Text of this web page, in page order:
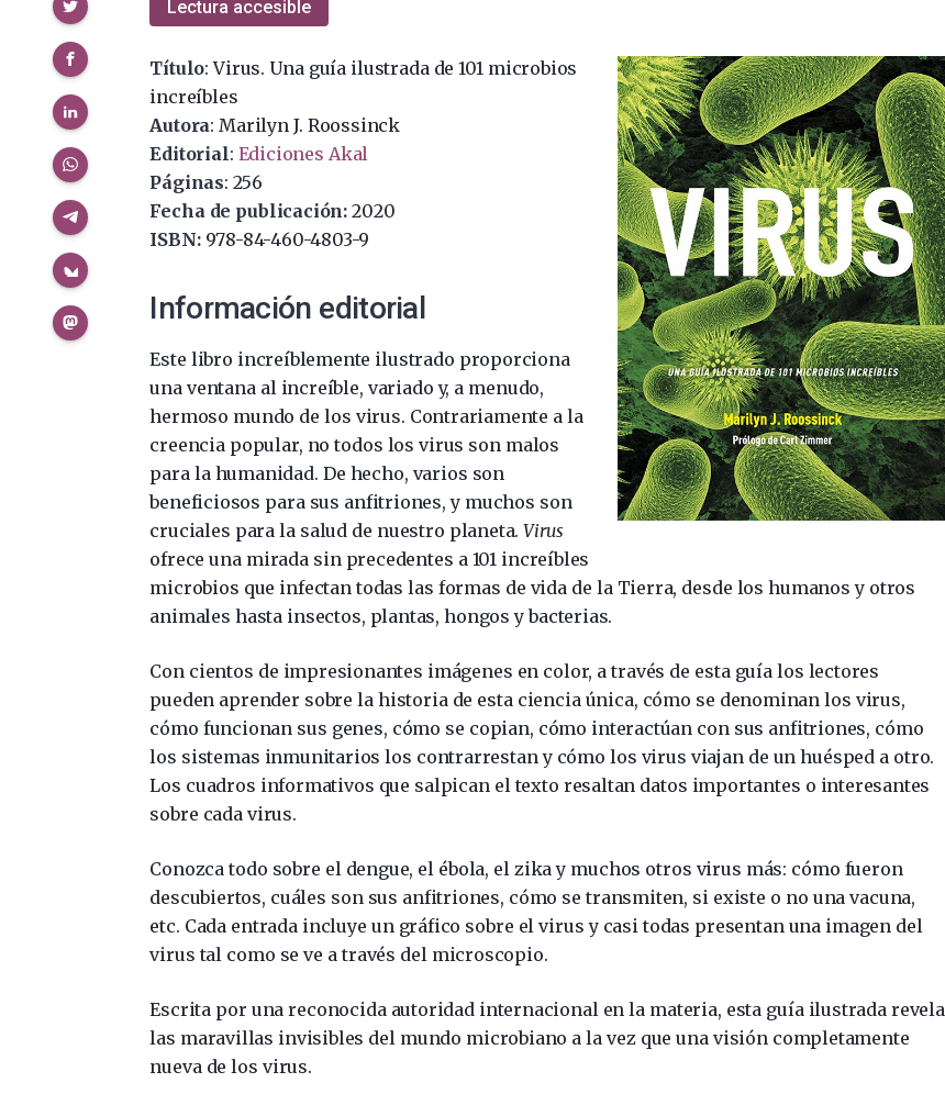
Lectura accesible
Título: Virus. Una guía ilustrada de 101 microbios
increíbles
Autora: Marilyn J. Roossinck
Editorial: Ediciones Akal
Páginas: 256
Fecha de publicación:2020
ISBN:978-84-460-4803-9
Información editorial
Este libro increíblemente ilustrado proporciona
una ventana al increíble, variado y, a menudo,
hermoso mundo de los virus. Contrariamente a la
creencia popular, no todos los virus son malos
para la humanidad. De hecho, varios son
beneficiosos para sus anfitriones, y muchos son
cruciales para la salud de nuestro planeta.Virus
ofrece una mirada sin precedentes a 101 increíbles
microbios que infectan todas las formas de vida de la Tierra, desde los humanos y otros
animales hasta insectos, plantas, hongos y bacterias.
Con cientos de impresionantes imágenes en color, a través de esta guía los lectores
pueden aprender sobre la historia de esta ciencia única, cómo se denominan los virus,
cómo funcionan sus genes, cómo se copian, cómo interactúan con sus anfitriones, cómo
los sistemas inmunitarios los contrarrestan y cómo los virus viajan de un huésped a otro.
Los cuadros informativos que salpican el texto resaltan datos importantes o interesantes
sobre cada virus.
Conozca todo sobre el dengue, el ébola, el zika y muchos otros virus más: cómo fueron
descubiertos, cuáles son sus anfitriones, cómo se transmiten, si existe o no una vacuna,
etc. Cada entrada incluye un gráfico sobre el virus y casi todas presentan una imagen del
virus tal como se ve a través del microscopio.
Escrita por una reconocida autoridad internacional en la materia, esta guía ilustrada revela
las maravillas invisibles del mundo microbiano a la vez que una visión completamente
nueva de los virus.